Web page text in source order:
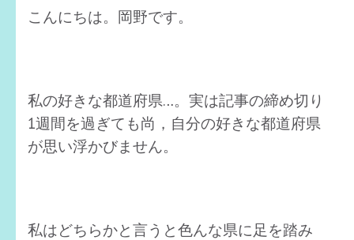
こんにちは。岡野です。
私の好きな都道府県…。実は記事の締め切り
1週間を過ぎても尚，自分の好きな都道府県
が思い浮かびません。
私はどちらかと言うと色んな県に足を踏み